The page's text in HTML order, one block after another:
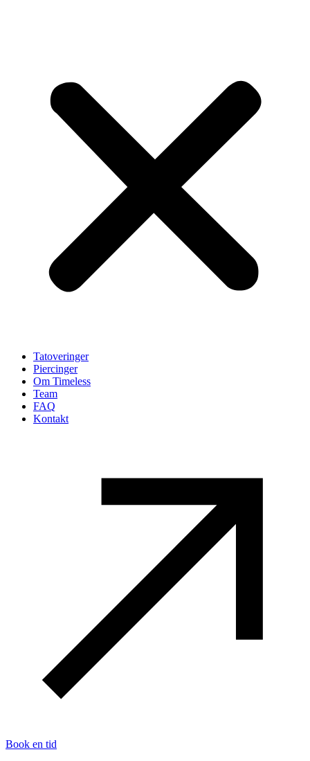
Tatoveringer
Piercinger
Om Timeless
Team
FAQ
Kontakt
Book en tid